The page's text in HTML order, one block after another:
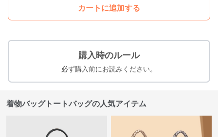
カートに追加する
購入時のルール
必ず購入前にお読みください。
着物バッグトートバッグの人気アイテム